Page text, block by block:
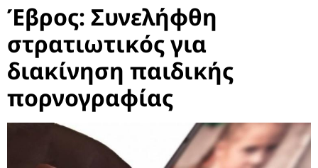
Έβρος: Συνελήφθη
στρατιωτικός για
διακίνηση παιδικής
πορνογραφίας